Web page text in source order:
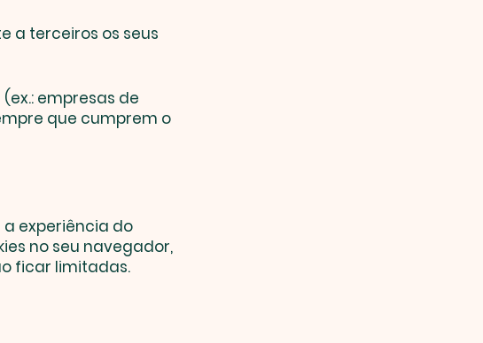
a terceiros os seus
empresas de
que cumprem o
a experiência do
no seu navegador,
ficar limitadas.